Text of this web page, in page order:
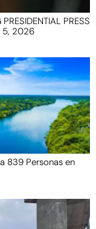
PRESS
5, 2026
839 Personas en